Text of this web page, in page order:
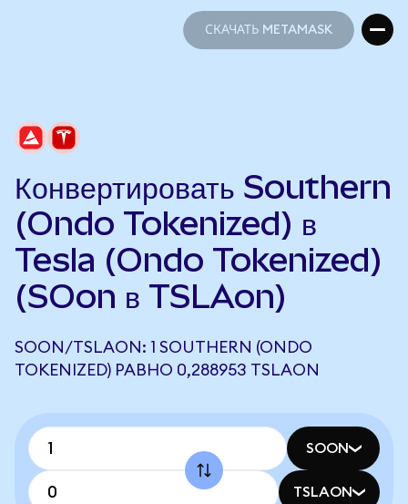
СКАЧАТЬ METAMASK
Конвертировать Southern
(Ondo Tokenized) в
Tesla (Ondo Tokenized)
(SOon в TSLAon)
SOON/TSLAON: 1 SOUTHERN (ONDO
TOKENIZED) РАВНО 0,288953 TSLAON
SOON
TSLAON